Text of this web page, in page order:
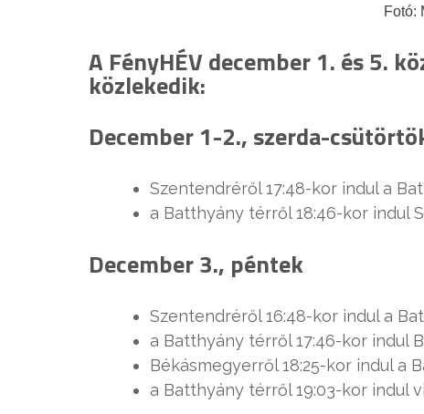
Fotó:
A FényHÉV december 1. és 5.
közlekedik:
December 1-2., szerda-
Szentendréről 17:48-kor indul a
a Batthyány térről 18:46-kor indul
December 3., péntek
Szentendréről 16:48-kor indul a
a Batthyány térről 17:46-kor indul
Békásmegyerről 18:25-kor indul a
a Batthyány térről 19:03-kor indul